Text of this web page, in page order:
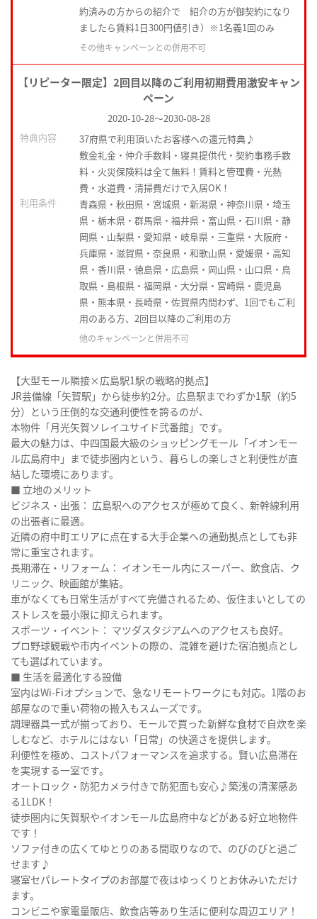
約済みの方からの紹介で 紹介の方が御契約になり
ましたら賃料1日300円値引き）※1名義1回のみ
その他キャンペーンとの併用不可
【リピーター限定】2回目以降のご利用初期費用激安キャン
ペーン
2020-10-28～2030-08-28
特典内容
37府県で利用頂いたお客様への還元特典♪
敷金礼金・仲介手数料・寝具提供代・契約事務手数
料・火災保険料は全て無料！賃料と管理費・光熱
費・水道費・清掃費だけで入居OK！
利用条件
青森県・秋田県・宮城県・新潟県・神奈川県・埼玉
県・栃木県・群馬県・福井県・富山県・石川県・静
岡県・山梨県・愛知県・岐阜県・三重県・大阪府・
兵庫県・滋賀県・奈良県・和歌山県・愛媛県・高知
県・香川県・徳島県・広島県・岡山県・山口県・鳥
取県・島根県・福岡県・大分県・宮崎県・鹿児島
県・熊本県・長崎県・佐賀県内問わず、1回でもご利
用のある方、2回目以降のご利用の方
他のキャンペーンと併用不可
【大型モール隣接×広島駅1駅の戦略的拠点】
JR芸備線「矢賀駅」から徒歩約2分。広島駅までわずか1駅（約5
分）という圧倒的な交通利便性を誇るのが、
本物件「月光矢賀ソレイユサイド弐番館」です。
最大の魅力は、中四国最大級のショッピングモール「イオンモー
ル広島府中」まで徒歩圏内という、暮らしの楽しさと利便性が直
結した環境にあります。
■ 立地のメリット
ビジネス・出張： 広島駅へのアクセスが極めて良く、新幹線利用
の出張者に最適。
近隣の府中町エリアに点在する大手企業への通勤拠点としても非
常に重宝されます。
長期滞在・リフォーム： イオンモール内にスーパー、飲食店、ク
リニック、映画館が集結。
車がなくても日常生活がすべて完備されるため、仮住まいとしての
ストレスを最小限に抑えられます。
スポーツ・イベント： マツダスタジアムへのアクセスも良好。
プロ野球観戦や市内イベントの際の、混雑を避けた宿泊拠点とし
ても選ばれています。
■ 生活を最適化する設備
室内はWi-Fiオプションで、急なリモートワークにも対応。1階のお
部屋なので重い荷物の搬入もスムーズです。
調理器具一式が揃っており、モールで買った新鮮な食材で自炊を楽
しむなど、ホテルにはない「日常」の快適さを提供します。
利便性を極め、コストパフォーマンスを追求する。賢い広島滞在
を実現する一室です。
オートロック・防犯カメラ付きで防犯面も安心♪築浅の清潔感あ
る1LDK！
徒歩圏内に矢賀駅やイオンモール広島府中などがある好立地物件
です！
ソファ付きの広くてゆとりのある間取りなので、のびのびと過ご
せます♪
寝室セパレートタイプのお部屋で夜はゆっくりとお休みいただけ
ます。
コンビニや家電量販店、飲食店等あり生活に便利な周辺エリア！